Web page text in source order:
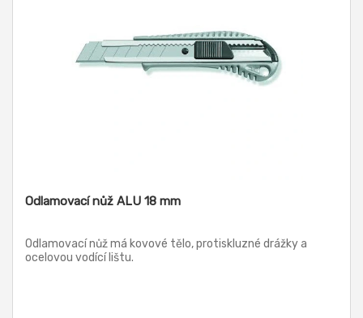
Odlamovací nůž ALU 18 mm
Odlamovací nůž má kovové tělo, protiskluzné drážky a
ocelovou vodící lištu.